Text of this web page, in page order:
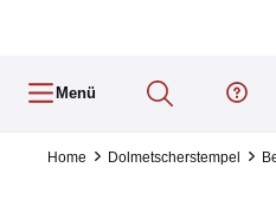
Menü
Home Dolmetscherstempel